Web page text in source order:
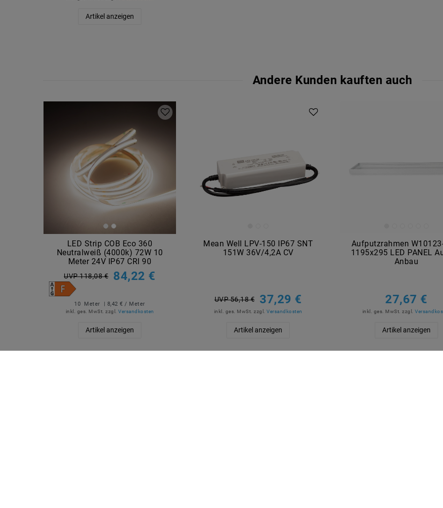
Artikel anzeigen
Andere Kunden kauften auch
LED Strip COB Eco 360
Neutralweiß (4000k) 72W 10
Meter 24V IP67 CRI 90
UVP 118,08 € 84,22 €
10 Meter | 8,42 € / Meter
inkl. ges. MwSt. zzgl. Versandkosten
Artikel anzeigen
Mean Well LPV-150 IP67 SNT
151W 36V/4,2A CV
UVP 56,18 € 37,29 €
inkl. ges. MwSt. zzgl. Versandkosten
Artikel anzeigen
Aufputzrahmen
1195x295 LED PANEL
Anbau
27,67 €
inkl. ges. MwSt. zzgl.
Artikel anzeigen